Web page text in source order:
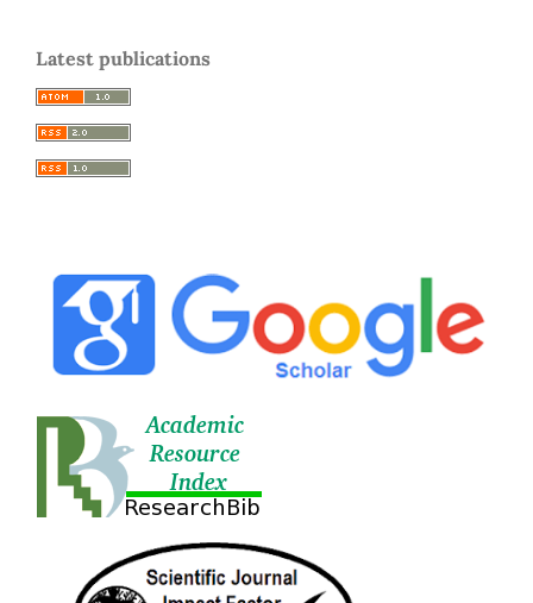
Latest publications